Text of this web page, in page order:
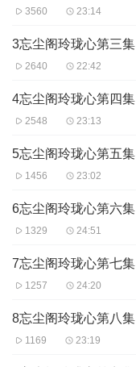
不是拨云见雾的真相，
【作者简介】
海的温度，原名徐爱丽
杂，泛而不精；为人胆
自谓“积极的悲观主义者
3560 23:14
3忘尘阁玲珑心第三集
2640 22:42
4忘尘阁玲珑心第四集
2548 23:13
5忘尘阁玲珑心第五集
1456 23:02
6忘尘阁玲珑心第六集
1329 24:51
7忘尘阁玲珑心第七集
1257 24:20
8忘尘阁玲珑心第八集
1169 23:19